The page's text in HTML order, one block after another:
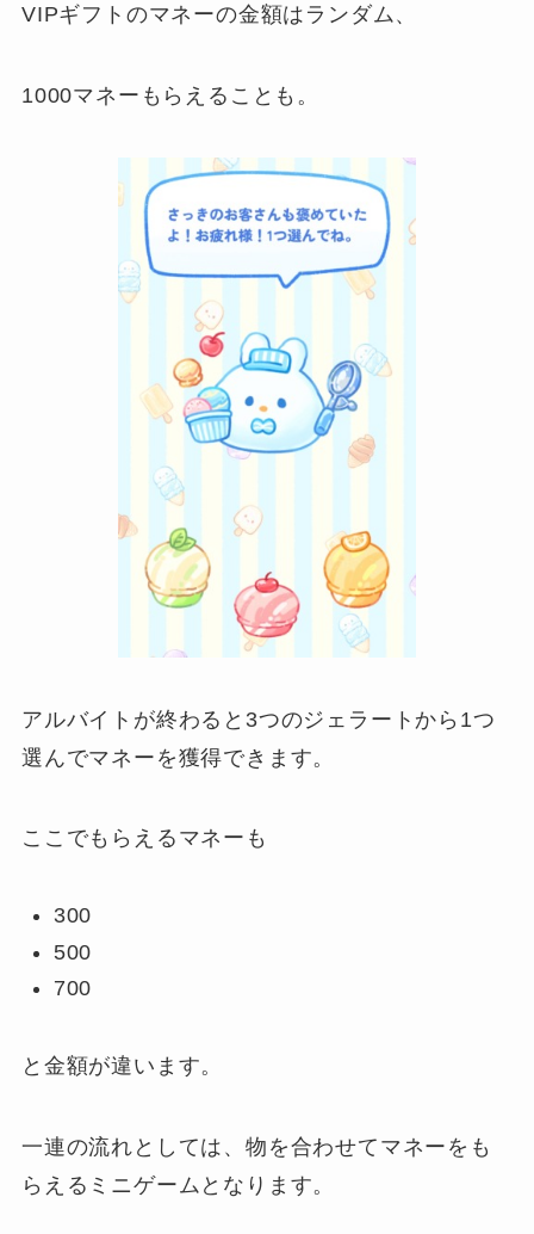
VIPギフトのマネーの金額はランダム、
1000マネーもらえることも。
アルバイトが終わると3つのジェラートから1つ
選んでマネーを獲得できます。
ここでもらえるマネーも
300
500
700
と金額が違います。
一連の流れとしては、物を合わせてマネーをも
らえるミニゲームとなります。